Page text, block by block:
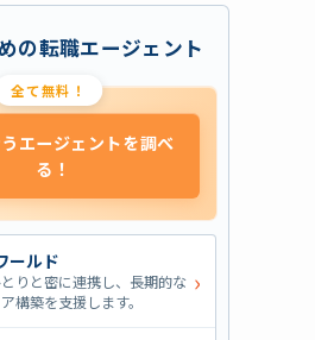
の転職エージェント
全て無料！
エージェントを調べ
る！
ールド
りと密に連携し、長期的な
構築を支援します。
›